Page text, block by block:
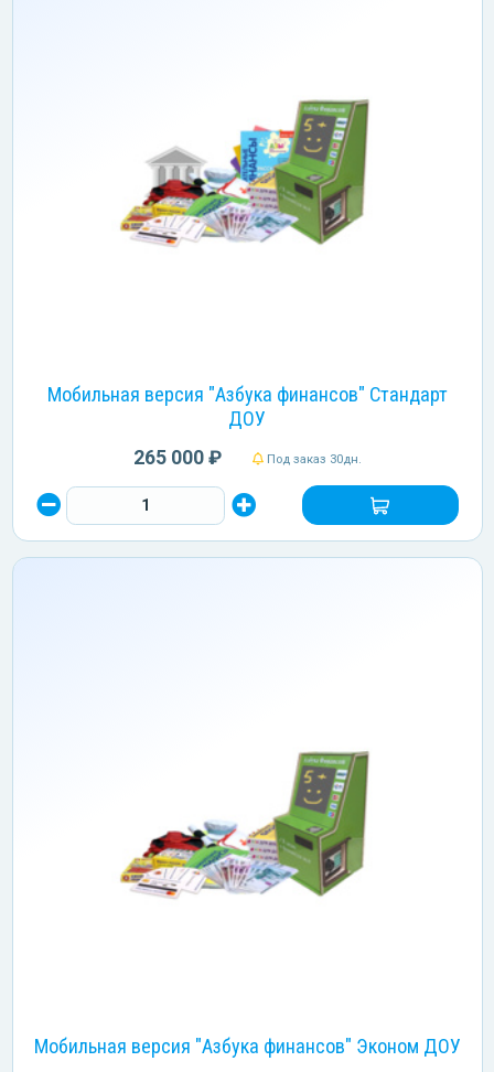
Мобильная версия "Азбука финансов" Стандарт
ДОУ
265 000 ₽ Под заказ 30дн.
Мобильная версия "Азбука финансов" Эконом ДОУ